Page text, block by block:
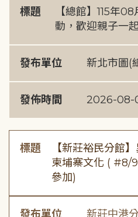
標題
【總館】115年
動，歡迎親子一
發布單位 新北市圖(
發佈時間 2026-08-
標題
【新莊裕民分館
柬埔寨文化 ( #8/
參加)
發布單位 新莊中港